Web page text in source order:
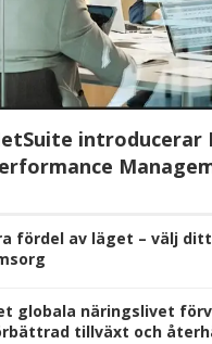
introducerar
fördel av läget – välj
globala näringslivet
tillväxt och